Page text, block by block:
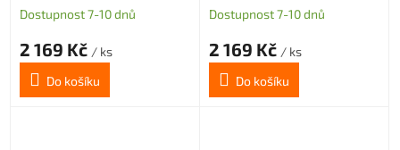
Dostupnost 7-10 dnů
2 169 Kč / ks
Do košíku
Dostupnost 7-10 dnů
2 169 Kč / ks
Do košíku